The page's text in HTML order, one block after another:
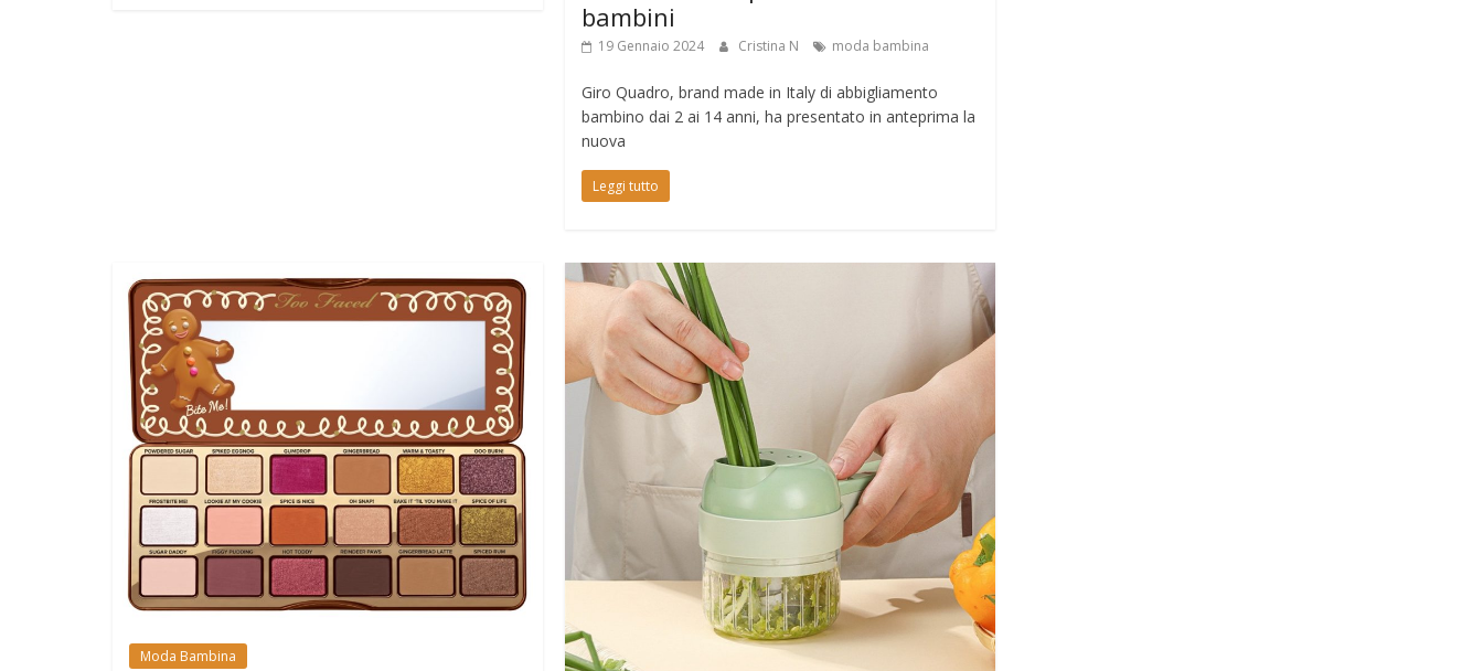
bambini
19 Gennaio 2024 Cristina N moda bambina
Giro Quadro, brand made in Italy di abbigliamento
bambino dai 2 ai 14 anni, ha presentato in anteprima la
nuova
Leggi tutto
Moda Bambina